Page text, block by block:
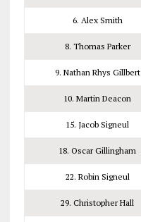
6. Alex Smith
8. Thomas Parker
9. Nathan Rhys Gillbert
10. Martin Deacon
15. Jacob Signeul
18. Oscar Gillingham
22. Robin Signeul
29. Christopher Hall